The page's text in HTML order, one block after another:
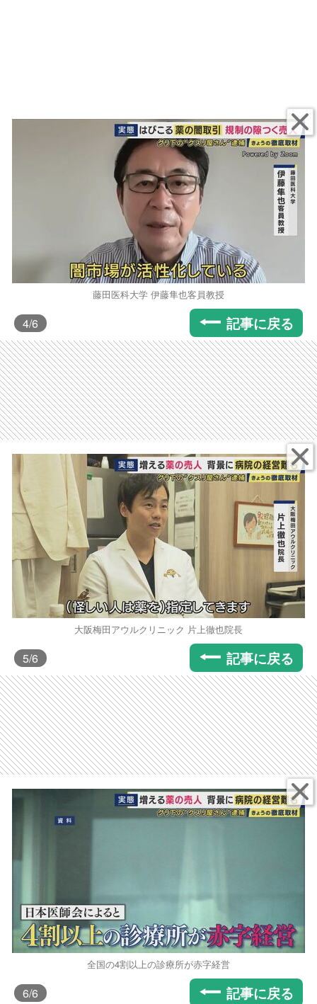
藤田医科大学 伊藤隼也客員教授
4/6 記事に戻る
大阪梅田アウルクリニック 片上徹也院長
5/6 記事に戻る
全国の4割以上の診療所が赤字経営
6/6 記事に戻る